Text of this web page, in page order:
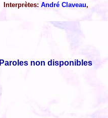
Interprètes: André Claveau,
Paroles non disponibles